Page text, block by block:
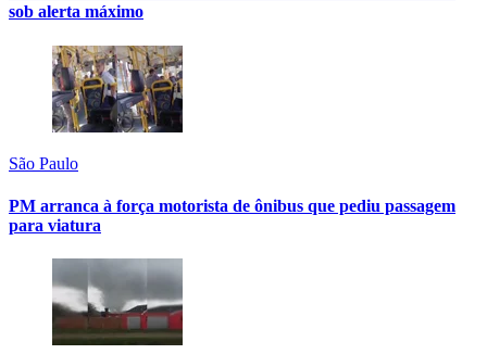
sob alerta máximo
São Paulo
PM arranca à força motorista de ônibus que pediu passagem
para viatura